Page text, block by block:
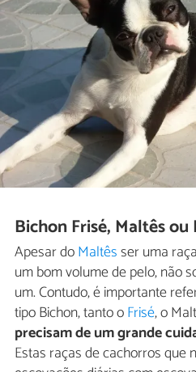
Bichon Frisé, Maltês
Apesar doMaltêsser uma
um bom volume de pelo, não
um. Contudo, é importante
tipo Bichon, tanto oFrisé, o
precisam de um grande
Estas raças de cachorros